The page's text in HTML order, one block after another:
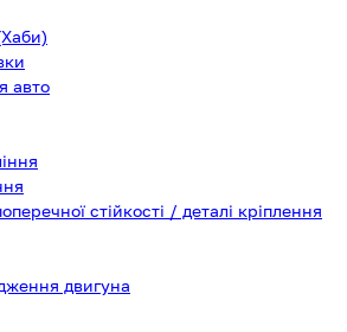
авто
стійкості / деталі кріплення
двигуна